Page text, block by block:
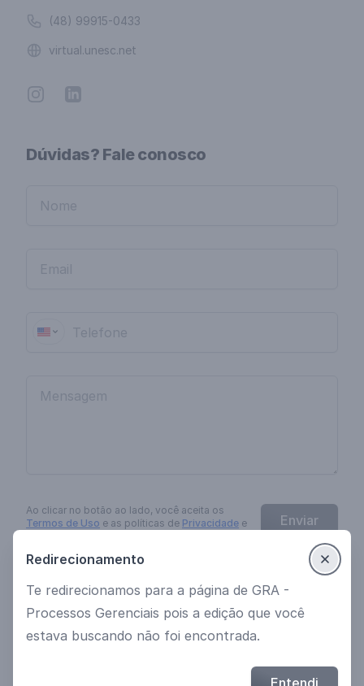
Telefone(48) 99915-0433
Websitevirtual.unesc.net
InstagramLinkedin
Dúvidas? Fale conosco
Ao clicar no botão ao lado, você aceita os
Termos de Uso e as políticas de Privacidade e
Enviar
Ver mais cursos
Política de Privacidade
Termos de uso
© 2021 Desenvolvido por EngagED
Redirecionamento
Te redirecionamos para a página de GRA -
Processos Gerenciais pois a edição que você
estava buscando não foi encontrada.
Entendi